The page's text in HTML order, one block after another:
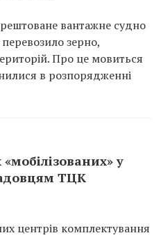
вантажне судно
зерно,
Про це мовиться
в розпорядженні
у
ТЦК
центрів комплектування